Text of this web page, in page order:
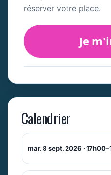
réserver votre place.
Je
Calendrier
mar. 8 sept. 2026 ·